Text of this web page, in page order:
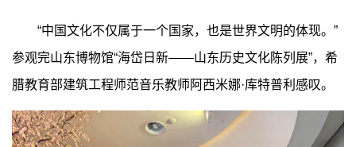
“中国文化不仅属于一个国家，也是世界文明的体现。”
参观完山东博物馆“海岱日新——山东历史文化陈列展”，希
腊教育部建筑工程师范音乐教师阿西米娜·库特普利感叹。